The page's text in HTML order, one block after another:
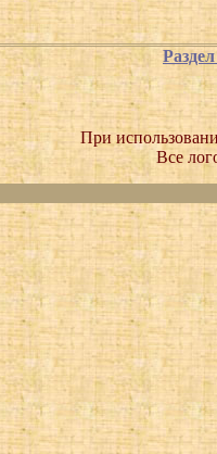
При
Все